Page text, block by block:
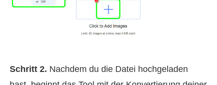
Schritt 2. Nachdem du die Datei hochgeladen